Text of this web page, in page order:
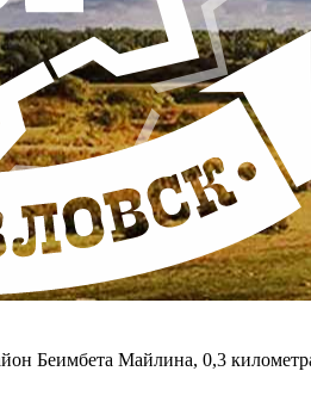
Беимбета Майлина, 0,3